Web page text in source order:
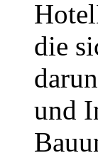
die
und